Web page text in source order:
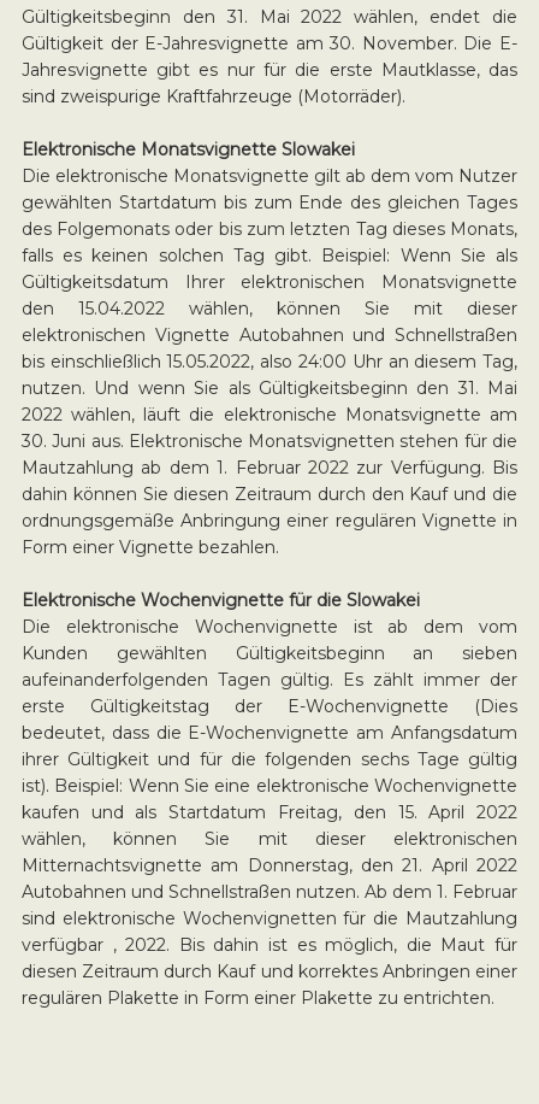
Gültigkeitsbeginn den 31. Mai 2022 wählen, endet die
Gültigkeit der E-Jahresvignette am 30. November. Die E-
Jahresvignette gibt es nur für die erste Mautklasse, das
sind zweispurige Kraftfahrzeuge (Motorräder).
Elektronische Monatsvignette Slowakei
Die elektronische Monatsvignette gilt ab dem vom Nutzer
gewählten Startdatum bis zum Ende des gleichen Tages
des Folgemonats oder bis zum letzten Tag dieses Monats,
falls es keinen solchen Tag gibt. Beispiel: Wenn Sie als
Gültigkeitsdatum Ihrer elektronischen Monatsvignette
den 15.04.2022 wählen, können Sie mit dieser
elektronischen Vignette Autobahnen und Schnellstraßen
bis einschließlich 15.05.2022, also 24:00 Uhr an diesem Tag,
nutzen. Und wenn Sie als Gültigkeitsbeginn den 31. Mai
2022 wählen, läuft die elektronische Monatsvignette am
30. Juni aus. Elektronische Monatsvignetten stehen für die
Mautzahlung ab dem 1. Februar 2022 zur Verfügung. Bis
dahin können Sie diesen Zeitraum durch den Kauf und die
ordnungsgemäße Anbringung einer regulären Vignette in
Form einer Vignette bezahlen.
Elektronische Wochenvignette für die Slowakei
Die elektronische Wochenvignette ist ab dem vom
Kunden gewählten Gültigkeitsbeginn an sieben
aufeinanderfolgenden Tagen gültig. Es zählt immer der
erste Gültigkeitstag der E-Wochenvignette (Dies
bedeutet, dass die E-Wochenvignette am Anfangsdatum
ihrer Gültigkeit und für die folgenden sechs Tage gültig
ist). Beispiel: Wenn Sie eine elektronische Wochenvignette
kaufen und als Startdatum Freitag, den 15. April 2022
wählen, können Sie mit dieser elektronischen
Mitternachtsvignette am Donnerstag, den 21. April 2022
Autobahnen und Schnellstraßen nutzen. Ab dem 1. Februar
sind elektronische Wochenvignetten für die Mautzahlung
verfügbar , 2022. Bis dahin ist es möglich, die Maut für
diesen Zeitraum durch Kauf und korrektes Anbringen einer
regulären Plakette in Form einer Plakette zu entrichten.